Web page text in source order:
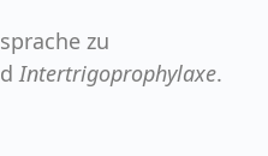
zu
Intertrigoprophylaxe.